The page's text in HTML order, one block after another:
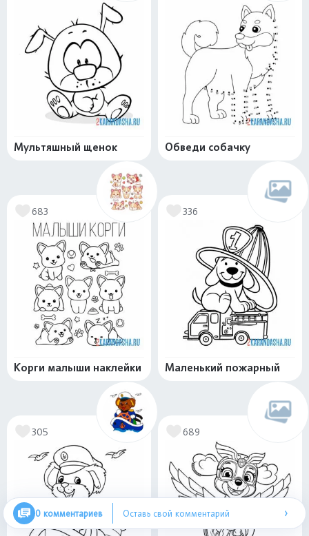
Мультяшный щенок Обведи собачку
683
Корги малыши наклейки
336
Маленький пожарный
305 689
0 комментариев Оставь свой комментарий ›